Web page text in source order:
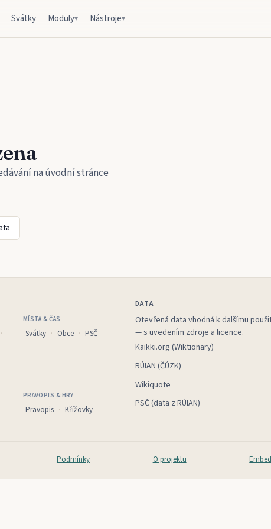
Svátky Moduly▾ Nástroje▾
na úvodní stránce
MÍSTA & ČAS
Svátky Obce PSČ
PRAVOPIS & HRY
Pravopis Křížovky
DATA
Otevřená data vhodná k dalšímu
— s uvedením zdroje a licence.
Kaikki.org (Wiktionary)
RÚIAN (ČÚZK)
Wikiquote
PSČ (data z RÚIAN)
Podmínky O projektu